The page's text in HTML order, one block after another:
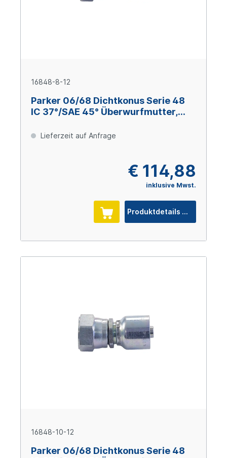
16848-8-12
Parker 06/68 Dichtkonus Serie 48
IC 37°/SAE 45° Überwurfmutter,
verzinkt Cr(VI)-frei
Lieferzeit auf Anfrage
€ 114,88
inklusive Mwst.
Produktdetails
16848-10-12
Parker 06/68 Dichtkonus Serie 48